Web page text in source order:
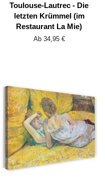
Toulouse-Lautrec - Die
letzten Krümmel (im
Restaurant La Mie)
Ab 34,95 €